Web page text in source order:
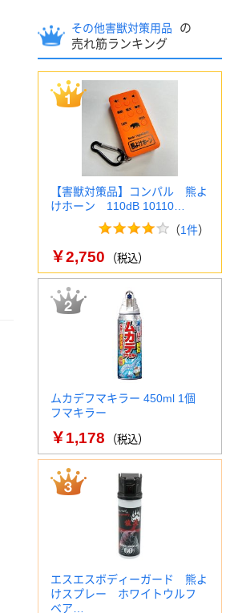
その他害獣対策用品
の
売れ筋ランキング
【害獣対策品】コンパル 熊よ
けホーン 110dB 10110…
（1件）
￥2,750 （税込）
ムカデフマキラー 450ml 1個
フマキラー
￥1,178 （税込）
エスエスボディーガード 熊よ
けスプレー ホワイトウルフ
ベア…